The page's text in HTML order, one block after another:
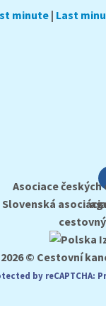
minute| Last
2026 © Cestovní
by reCAPTCHA: